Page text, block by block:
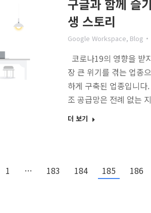
구글과 함께 슬
생 스토리
Google Workspace, Blog
코로나19의 영향을 받
장 큰 위기를 겪는 업종
하게 구축된 업종입니
조 공급망은 전례 없는
더 보기
1 … 183 184 185 186